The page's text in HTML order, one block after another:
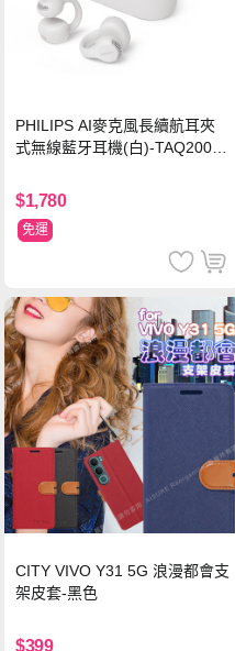
PHILIPS AI麥克風長續航耳夾
式無線藍牙耳機(白)-TAQ2000
$1,780
免運
CITY VIVO Y31 5G 浪漫都會支
架皮套-黑色
$399